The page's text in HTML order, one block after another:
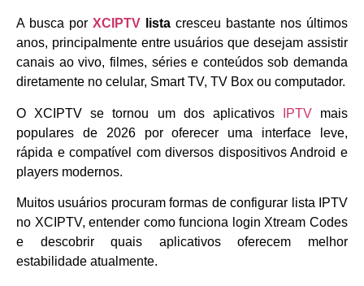
A busca por XCIPTV lista cresceu bastante nos últimos
anos, principalmente entre usuários que desejam assistir
canais ao vivo, filmes, séries e conteúdos sob demanda
diretamente no celular, Smart TV, TV Box ou computador.
O XCIPTV se tornou um dos aplicativos IPTVmais
populares de 2026 por oferecer uma interface leve,
rápida e compatível com diversos dispositivos Android e
players modernos.
Muitos usuários procuram formas de configurar lista IPTV
no XCIPTV, entender como funciona login Xtream Codes
e descobrir quais aplicativos oferecem melhor
estabilidade atualmente.